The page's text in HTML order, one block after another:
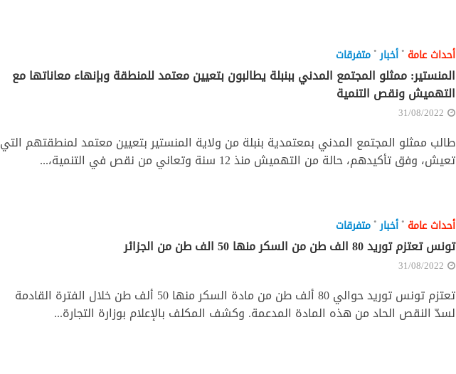
أحداث عامة • أخبار• متفرقات
المنستير: ممثلو المجتمع المدني ببنبلة يطالبون بتعيين معتمد للمنطقة وبإنهاء معاناتها مع
التهميش ونقص التنمية
31/08/2022
طالب ممثلو المجتمع المدني بمعتمدية بنبلة من ولاية المنستير بتعيين معتمد لمنطقتهم التي
تعيش، وفق تأكيدهم، حالة من التهميش منذ 12 سنة وتعاني من نقص في التنمية،...
أحداث عامة • أخبار• متفرقات
تونس تعتزم توريد 80 الف طن من السكر منها 50 الف طن من الجزائر
31/08/2022
تعتزم تونس توريد حوالي 80 ألف طن من مادة السكر منها 50 ألف طن خلال الفترة القادمة
لسدّ النقص الحاد من هذه المادة المدعمة. وكشف المكلف بالإعلام بوزارة التجارة...